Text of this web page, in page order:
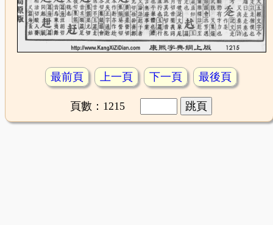
最前頁 上一頁 下一頁 最後頁
頁數：1215